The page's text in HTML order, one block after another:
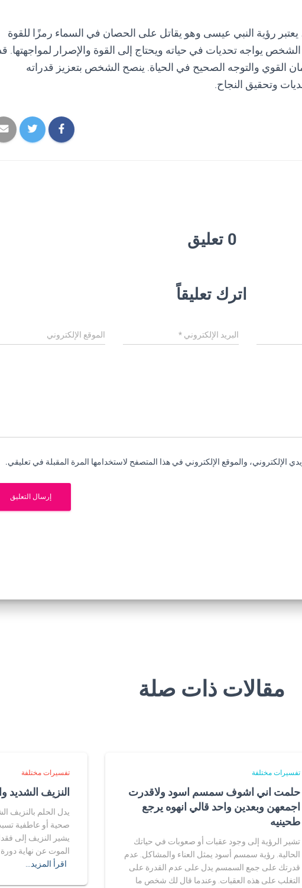
رؤية النبي عيسى وهو يقاتل على الحصان في السماء رمزًا للقوة
يواجه تحديات في حياته ويحتاج إلى القوة والإصرار لمواجهتها.
القوي والتوجه الصحيح في الحياة. ينصح الشخص بتعزيز قدراته
وتحقيق النجاح.
0 تعليق
اترك تعليقاً
البريد الإلكتروني* الموقع الإلكتروني
الإلكتروني، والموقع الإلكتروني في هذا المتصفح لاستخدامها المرة المقبلة في تعليقي.
مقالات ذات صلة
تفسيرات مختلفة
حلمت اني اشوف سمسم اسود ولاقدرت
اجمعهن وبعدين واحد قالي انهوه يرجع
طحينيه
تشير الرؤية إلى وجود عقبات أو صعوبات في حياتك
الحالية. رؤية سمسم أسود يمثل العناء والمشاكل. عدم
قدرتك على جمع السمسم يدل على عدم القدرة على
التغلب على هذه العقبات. وعندما قال لك شخص ما
تفسيرات مختلفة
النزيف الشديد
يدل الحلم بالنزيف
صحية أو عاطفية
يشير النزيف إلى
الموت عن نهاية
اقرأ المزيد…